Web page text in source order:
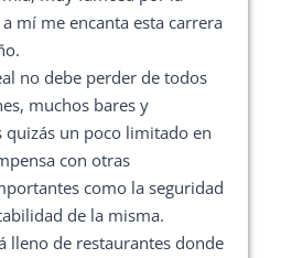
mí me encanta esta carrera
no debe perder de todos
muchos bares y
quizás un poco limitado en
con otras
como la seguridad
de la misma.
lleno de restaurantes donde